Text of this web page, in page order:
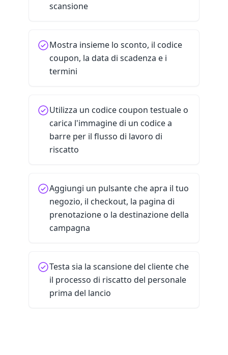
scansione
Mostra insieme lo sconto, il codice
coupon, la data di scadenza e i
termini
Utilizza un codice coupon testuale o
carica l'immagine di un codice a
barre per il flusso di lavoro di
riscatto
Aggiungi un pulsante che apra il tuo
negozio, il checkout, la pagina di
prenotazione o la destinazione della
campagna
Testa sia la scansione del cliente che
il processo di riscatto del personale
prima del lancio